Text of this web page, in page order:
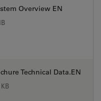
Overview EN
Technical Data.EN